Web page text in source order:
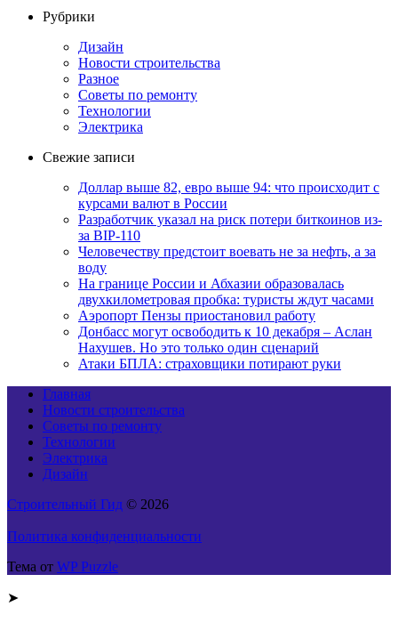
Рубрики
Дизайн
Новости строительства
Разное
Советы по ремонту
Технологии
Электрика
Свежие записи
Доллар выше 82, евро выше 94: что происходит с
курсами валют в России
Разработчик указал на риск потери биткоинов из-
за BIP-110
Человечеству предстоит воевать не за нефть, а за
воду
На границе России и Абхазии образовалась
двухкилометровая пробка: туристы ждут часами
Аэропорт Пензы приостановил работу
Донбасс могут освободить к 10 декабря – Аслан
Нахушев. Но это только один сценарий
Атаки БПЛА: страховщики потирают руки
Главная
Новости строительства
Советы по ремонту
Технологии
Электрика
Дизайн
Строительный Гид © 2026
Политика конфиденциальности
Тема от WP Puzzle
➤